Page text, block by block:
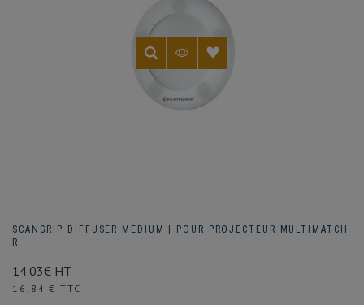
SCANGRIP DIFFUSER MEDIUM | POUR PROJECTEUR MULTIMATCH
R
14.03€ HT
Prix
16,84 € TTC